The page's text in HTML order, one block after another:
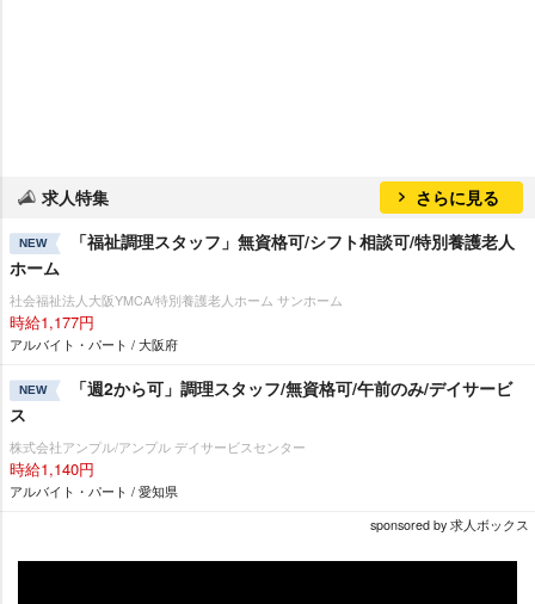
求人特集 さらに見る
NEW
「福祉調理スタッフ」無資格可/シフト相談可/特別養護老人
ホーム
社会福祉法人大阪YMCA/特別養護老人ホーム サンホーム
時給1,177円
アルバイト・パート / 大阪府
NEW
「週2から可」調理スタッフ/無資格可/午前のみ/デイサービ
ス
株式会社アンプル/アンプル デイサービスセンター
時給1,140円
アルバイト・パート / 愛知県
sponsored by 求人ボックス